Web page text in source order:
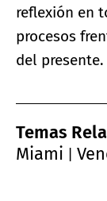
reflexión en
procesos
del presente.
Temas
Miami